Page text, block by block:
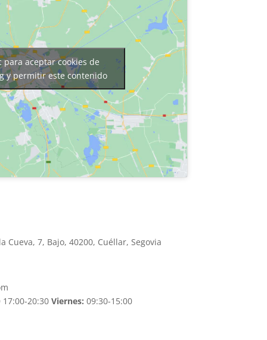
para aceptar cookies de
y permitir este contenido
7, Bajo, 40200, Cuéllar, Segovia
20:30 Viernes: 09:30-15:00